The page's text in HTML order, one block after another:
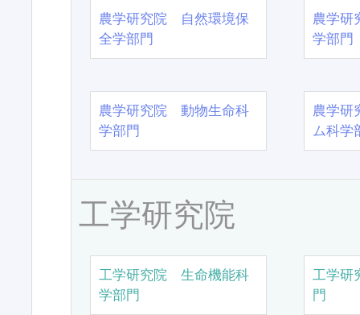
農学研究院 自然環境保
全学部門
農学
学部門
農学研究院 動物生命科
学部門
農学
ム科学
工学研究院
工学研究院 生命機能科
学部門
工学研
門